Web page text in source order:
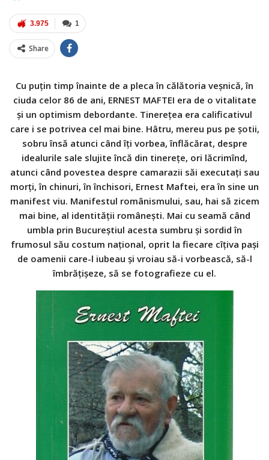
1
3.975
Share
Cu puţin timp înainte de a pleca în călătoria veşnică, în
ciuda celor 86 de ani, ERNEST MAFTEI era de o vitalitate
şi un optimism debordante. Tinereţea era calificativul
care i se potrivea cel mai bine. Hâtru, mereu pus pe şotii,
sobru însă atunci când îţi vorbea, înflăcărat, despre
idealurile sale slujite încă din tinereţe, ori lăcrimînd,
atunci când povestea despre camarazii săi executaţi sau
morţi, în chinuri, în închisori, Ernest Maftei, era în sine un
manifest viu. Manifestul românismului, sau, hai să zicem
mai bine, al identităţii româneşti. Mai cu seamă când
umbla prin Bucureştiul acesta sumbru şi sordid în
frumosul său costum naţional, oprit la fiecare cîţiva paşi
de oamenii care-l iubeau şi vroiau să-i vorbească, să-l
îmbrăţişeze, să se fotografieze cu el.